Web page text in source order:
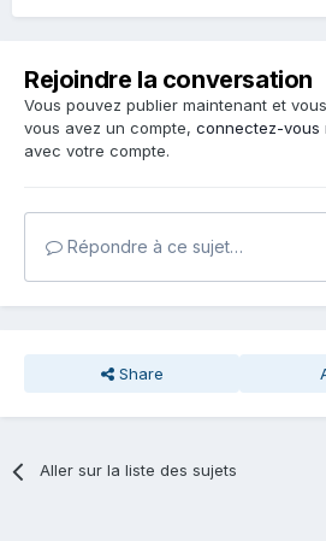
Rejoindre la conversation
Vous pouvez publier maintenant et
vous avez un compte, connectez-vous
avec votre compte.
Répondre à ce sujet…
Share
Aller sur la liste des sujets